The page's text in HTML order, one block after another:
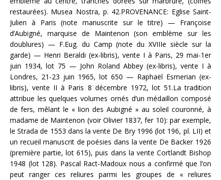
restaurées). Musea Nostra, p. 42.PROVENANCE: Eglise Saint-
Julien à Paris (note manuscrite sur le titre) — Françoise
d’Aubigné, marquise de Maintenon (son emblème sur les
doublures) — F.Eug. du Camp (note du XVIIIe siècle sur la
garde) — Henri Beraldi (ex-libris), vente I à Paris, 29 mai-1er
juin 1934, lot 75 — John Roland Abbey (ex-libris), vente I à
Londres, 21-23 juin 1965, lot 650 — Raphaël Esmerian (ex-
libris), vente II à Paris 8 décembre 1972, lot 51.La tradition
attribue les quelques volumes ornés d’un médaillon composé
de fers, mêlant le « lion des Aubigné » au soleil couronné, à
madame de Maintenon (voir Olivier 1837, fer 10): par exemple,
le Strada de 1553 dans la vente De Bry 1996 (lot 196, pl. LII) et
un recueil manuscrit de poésies dans la vente De Backer 1926
(première partie, lot 615), puis dans la vente Cortlandt Bishop
1948 (lot 128). Pascal Ract-Madoux nous a confirmé que l’on
peut ranger ces reliures parmi les groupes de « reliures